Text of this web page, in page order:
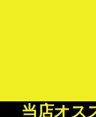
当店オス